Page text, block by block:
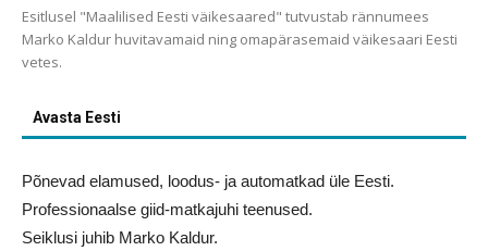
Esitlusel "Maalilised Eesti väikesaared" tutvustab rännumees
Marko Kaldur huvitavamaid ning omapärasemaid väikesaari Eesti
vetes.
Avasta Eesti
Põnevad elamused, loodus- ja automatkad üle Eesti.
Professionaalse giid-matkajuhi teenused.
Seiklusi juhib Marko Kaldur.